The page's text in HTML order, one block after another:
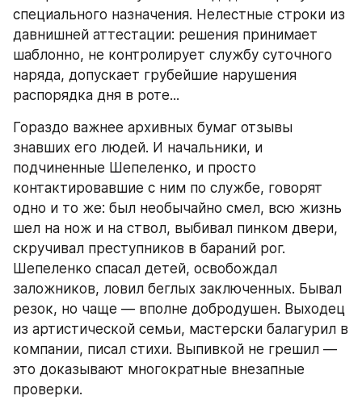
специального назначения. Нелестные строки из
давнишней аттестации: решения принимает
шаблонно, не контролирует службу суточного
наряда, допускает грубейшие нарушения
распорядка дня в роте...
Гораздо важнее архивных бумаг отзывы
знавших его людей. И начальники, и
подчиненные Шепеленко, и просто
контактировавшие с ним по службе, говорят
одно и то же: был необычайно смел, всю жизнь
шел на нож и на ствол, выбивал пинком двери,
скручивал преступников в бараний рог.
Шепеленко спасал детей, освобождал
заложников, ловил беглых заключенных. Бывал
резок, но чаще — вполне добродушен. Выходец
из артистической семьи, мастерски балагурил в
компании, писал стихи. Выпивкой не грешил —
это доказывают многократные внезапные
проверки.